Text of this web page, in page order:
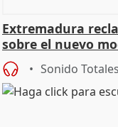
Extremadura
sobre el nuevo
Sonido Totales